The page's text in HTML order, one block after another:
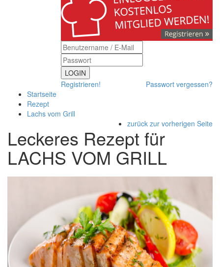
LOGIN
Registrieren!
Passwort vergessen?
Startseite
Rezept
Lachs vom Grill
zurück zur vorherigen Seite
Leckeres Rezept für
LACHS VOM GRILL